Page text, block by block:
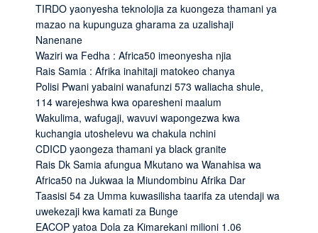
TIRDO yaonyesha teknolojia za kuongeza thamani ya
mazao na kupunguza gharama za uzalishaji
Nanenane
Waziri wa Fedha : Africa50 imeonyesha njia
Rais Samia : Afrika inahitaji matokeo chanya
Polisi Pwani yabaini wanafunzi 573 waliacha shule,
114 warejeshwa kwa oparesheni maalum
Wakulima, wafugaji, wavuvi wapongezwa kwa
kuchangia utoshelevu wa chakula nchini
CDICD yaongeza thamani ya black granite
Rais Dk Samia afungua Mkutano wa Wanahisa wa
Africa50 na Jukwaa la Miundombinu Afrika Dar
Taasisi 54 za Umma kuwasilisha taarifa za utendaji wa
uwekezaji kwa kamati za Bunge
EACOP yatoa Dola za Kimarekani milioni 1.06